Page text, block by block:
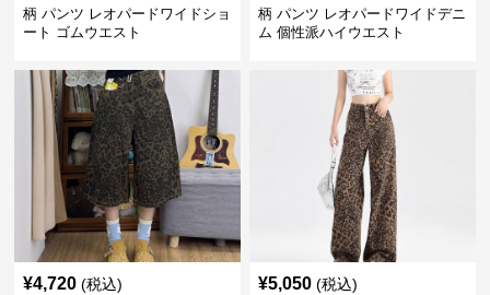
柄 パンツ レオパードワイドショ
ート ゴムウエスト
柄 パンツ レオパードワイドデニ
ム 個性派ハイウエスト
¥4,720 (税込) ¥5,050 (税込)